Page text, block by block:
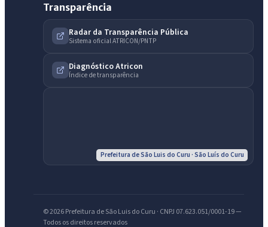
Transparência
Radar da Transparência Pública
Sistema oficial ATRICON/PNTP
Diagnóstico Atricon
Índice de transparência
Prefeitura de São Luis do Curu · São Luís do Curu
© 2026 Prefeitura de São Luis do Curu · CNPJ 07.623.051/0001-19 —
Todos os direitos reservados